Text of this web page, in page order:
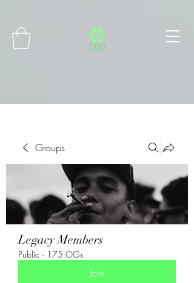
Groups
Legacy Members
Public · 175 OGs
Join